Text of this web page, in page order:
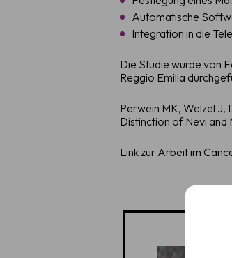
Automatische
Integration in die
Die Studie wurde von
Reggio Emilia
Perwein MK, Welzel J,
Distinction of Nevi and
Link zur Arbeit im